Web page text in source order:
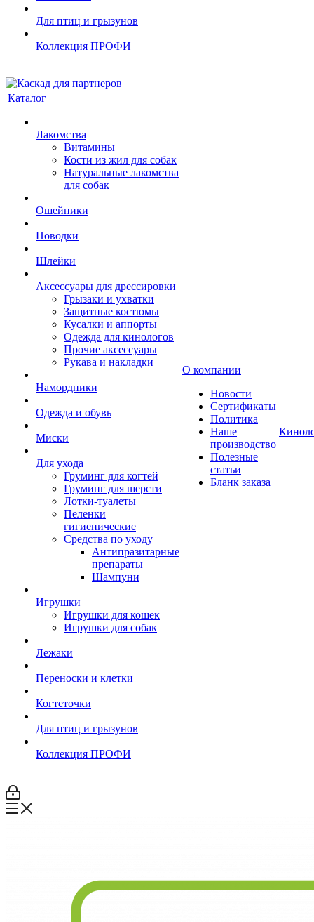
Для птиц и грызунов
Коллекция ПРОФИ
Каталог
Лакомства
Витамины
Кости из жил для собак
Натуральные лакомства
для собак
Ошейники
Поводки
Шлейки
Аксессуары для дрессировки
Грызаки и ухватки
Защитные костюмы
Кусалки и аппорты
Одежда для кинологов
Прочие аксессуары
Рукава и накладки
Намордники
Одежда и обувь
Миски
Для ухода
Груминг для когтей
Груминг для шерсти
Лотки-туалеты
Пеленки
гигиенические
Средства по уходу
Антипразитарные
препараты
Шампуни
Игрушки
Игрушки для кошек
Игрушки для собак
Лежаки
Переноски и клетки
Когтеточки
Для птиц и грызунов
Коллекция ПРОФИ
О компании
Новости
Сертификаты
Политика
Наше
производство
Полезные
статьи
Бланк заказа